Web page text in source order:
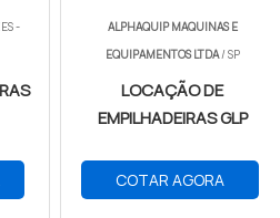
-
ALPHAQUIP MAQUINAS E
EQUIPAMENTOS LTDA/ SP
LOCAÇÃO DE
EMPILHADEIRAS GLP
COTAR AGORA